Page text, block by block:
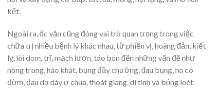
kết.
Ngoài ra, ốc vặn cũng đóng vai trò quan trọng trong việc
chữa trị nhiều bệnh lý khác nhau, từ phiền vị, hoàng đản, kiết
lỵ, lòi dom, trĩ, mạch lươn, táo bón đến những vấn đề như
nóng trong, háo khát, bụng đầy chướng, đau bụng, ho có
đờm, đau dạ dày ợ chua, thoát giang, di tinh và bỏng loét.